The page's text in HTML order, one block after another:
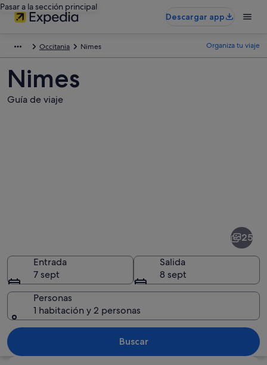
Pasar a la sección principal
Descargar app
Occitania Nimes Organiza tu viaje
Nimes
Guía de viaje
Una plaza animada con una torre
25
Entrada
7 sept
Salida
8 sept
Personas
1 habitación y 2 personas
Buscar